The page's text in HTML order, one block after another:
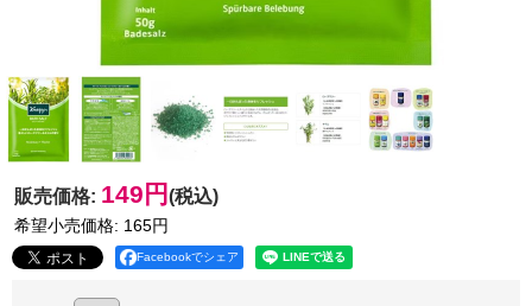
販売価格: 149円 (税込)
希望小売価格: 165円
Facebookでシェア